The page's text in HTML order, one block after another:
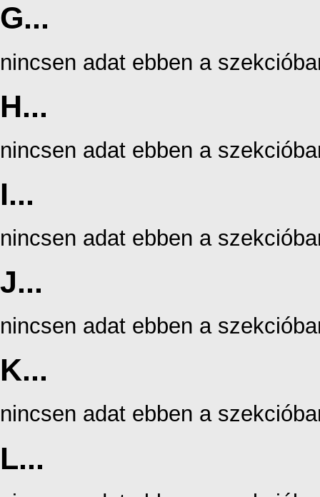
G...
nincsen adat ebben a
H...
nincsen adat ebben a
I...
nincsen adat ebben a
J...
nincsen adat ebben a
K...
nincsen adat ebben a
L...